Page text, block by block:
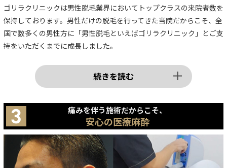
ゴリラクリニックは男性脱毛業界においてトップクラスの来院者数を
保持しております。男性だけの脱毛を行ってきた当院だからこそ、全
国で数多くの男性方に「男性脱毛といえばゴリラクリニック」とご支
持をいただくまでに成長しました。
続きを読む
痛みを伴う施術だからこそ、
安心の医療麻酔